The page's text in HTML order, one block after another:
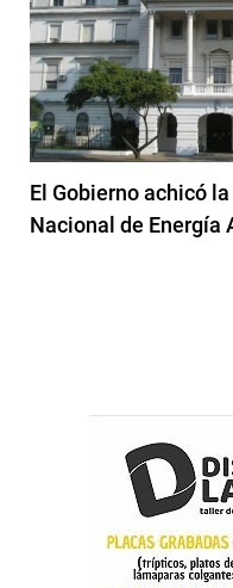
El Gobierno achicó
Nacional de Energía